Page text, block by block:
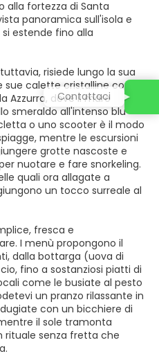
alla fortezza di Santa
panoramica sull'isola e
estende fino alla
risiede lungo la sua
calette cristalline come
Azzurra, dove il mare
smeraldo all'intenso blu
o uno scooter è il modo
mentre le escursioni
grotte nascoste e
nuotare e fare snorkeling.
quali ora allagate a
un tocco surreale al
fresca e
I menù propongono il
dalla bottarga (uova di
fino a sostanziosi piatti di
come le busiate al pesto
un pranzo rilassante in
con un bicchiere di
il sole tramonta
rituale senza fretta che
Contattaci